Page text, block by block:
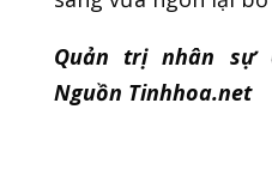
Quản trị nhân sự
Nguồn Tinhhoa.net